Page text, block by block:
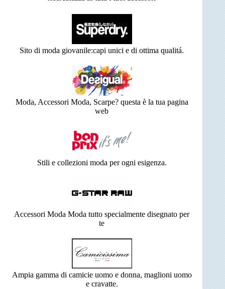
Sito di moda giovanile:capi unici e di ottima qualitá.
Moda, Accessori Moda, Scarpe? questa è la tua pagina
web
Stili e collezioni moda per ogni esigenza.
Accessori Moda Moda tutto specialmente disegnato per
te
Ampia gamma di camicie uomo e donna, maglioni uomo
e cravatte.